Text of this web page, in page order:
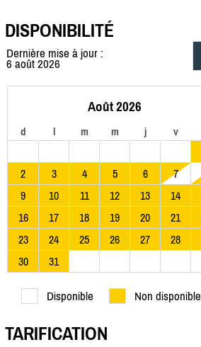
DISPONIBILITÉ
Dernière mise à jour :
6 août 2026
Août 2026
d l m m j v
2
3 4 5 6 7
9
10 11 12 13 14
16
17 18 19 20 21
23
24 25 26 27 28
30
31
Disponible Non disponible
TARIFICATION